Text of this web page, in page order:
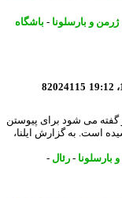
و بارسلونا-باشگاه
82024115
می شود برای پیوستن
به گزارش ایلنا،
-رئال -